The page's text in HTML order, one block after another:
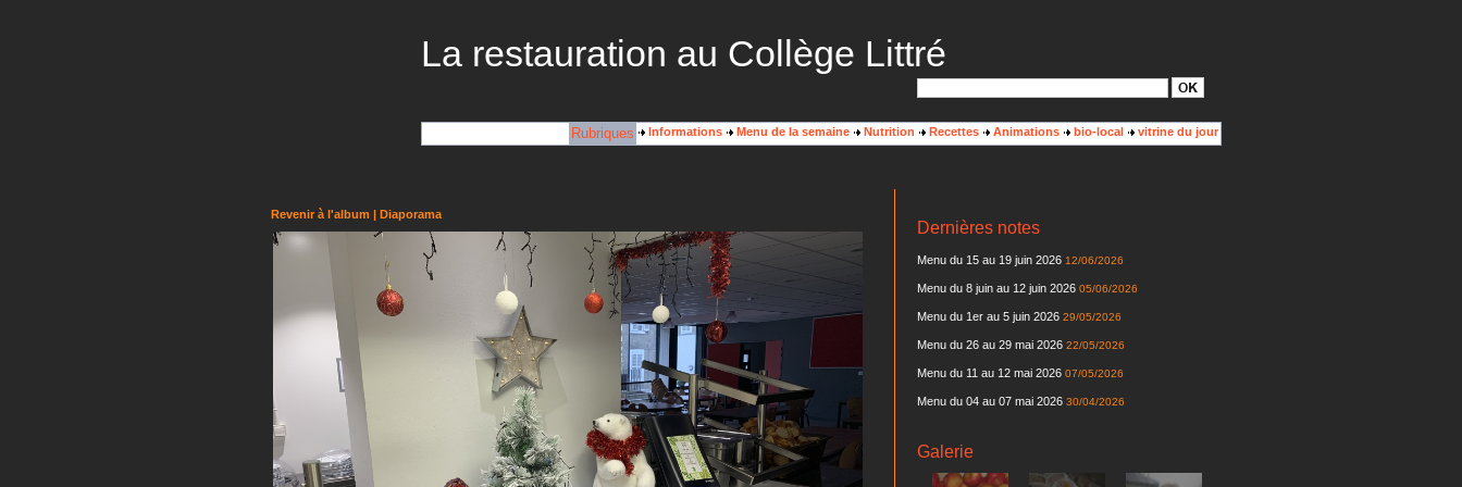
La restauration au Collège Littré
vitrine du jour
bio-local
Animations
Recettes
Nutrition
Menu de la semaine
Informations
Rubriques
Revenir à l'album | Diaporama
Dernières notes
Menu du 15 au 19 juin 2026 12/06/2026
Menu du 8 juin au 12 juin 2026 05/06/2026
Menu du 1er au 5 juin 2026 29/05/2026
Menu du 26 au 29 mai 2026 22/05/2026
Menu du 11 au 12 mai 2026 07/05/2026
Menu du 04 au 07 mai 2026 30/04/2026
Galerie